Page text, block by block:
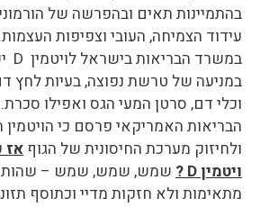
בהתמיינות תאים ובהפרשה של
עידוד הצמיחה, העובי וצפיפות העצמות.
במשרד הבריאות בישראל לויטמין D
במניעה של טרשת נפוצה, בעיות לחץ
וכלי דם, סרטן המעי הגס ואפילו
הבריאות האמריקאי פרסם כי
ולחיזוק מערכת החיסונית של הגוף אז
ויטמיןD
? שמש, שמש, שמש –
מתאימות ולא חזקות מדיי וכתוסף